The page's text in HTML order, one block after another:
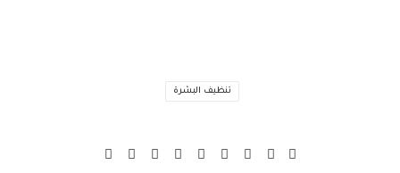
تنظيف البشرة